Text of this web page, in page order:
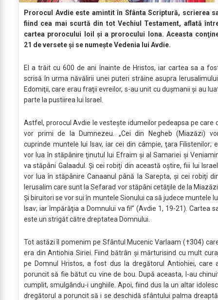
Prorocul Avdie este amintit în Sfânta Scriptură, scrierea
fiind cea mai scurtă din tot Vechiul Testament, aflată
cartea prorocului Ioil şi a prorocului Iona. Aceasta
21 de versete şi se numeşte Vedenia lui Avdie.
El a trăit cu 600 de ani înainte de Hristos, iar cartea sa a
scrisă în urma năvălirii unei puteri străine asupra
Edomiţii, care erau fraţii evreilor, s-au unit cu duşmanii şi au
parte la pustiirea lui Israel.
Astfel, prorocul Avdie le vesteşte idumeilor pedeapsa pe care
vor primi de la Dumnezeu. „Cei din Negheb (Miazăzi)
cuprinde muntele lui Isav, iar cei din câmpie, ţara Filistenilor;
vor lua în stăpânire ţinutul lui Efraim şi al Samariei şi
va stăpâni Galaadul. Şi cei robiţi din această oştire, fiii lui
vor lua în stăpânire Canaanul până la Sarepta, şi cei robiţi
Ierusalim care sunt la Sefarad vor stăpâni cetăţile de la
Şi biruitori se vor sui în muntele Sionului ca să judece muntele
Isav; iar împărăţia a Domnului va fi!” (Avdie 1, 19-21). Cartea
este un strigăt către dreptatea Domnului.
Tot astăzi îl pomenim pe Sfântul Mucenic Varlaam (†304)
era din Antiohia Siriei. Fiind bătrân şi mărturisind cu mult
pe Domnul Hristos, a fost dus la dregătorul Antiohiei, care
poruncit să fie bătut cu vine de bou. După aceasta, l-au
cumplit, smulgându-i unghiile. Apoi, fiind dus la un altar
dregătorul a poruncit să i se deschidă sfântului palma